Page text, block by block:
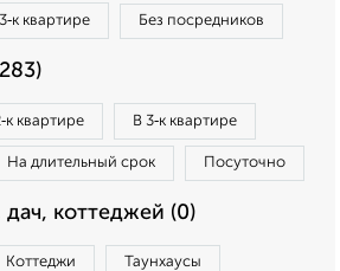
квартире Без посредников
квартире В 3‑к квартире
На длительный срок Посуточно
коттеджей (0)
Коттеджи Таунхаусы